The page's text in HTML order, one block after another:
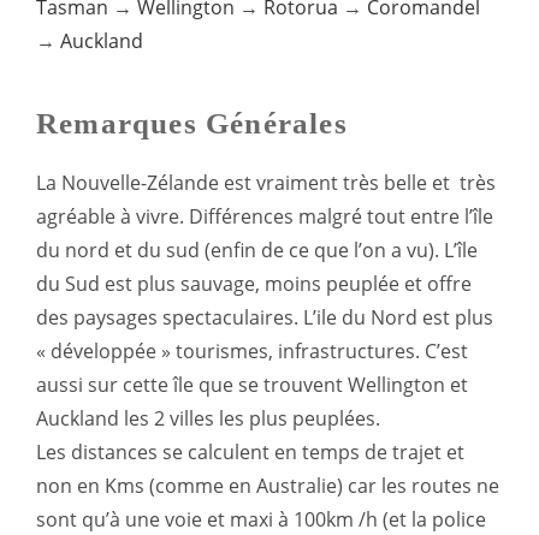
Tasman → Wellington → Rotorua → Coromandel
→ Auckland
Remarques Générales
La Nouvelle-Zélande est vraiment très belle et très
agréable à vivre. Différences malgré tout entre l’île
du nord et du sud (enfin de ce que l’on a vu). L’île
du Sud est plus sauvage, moins peuplée et offre
des paysages spectaculaires. L’ile du Nord est plus
« développée » tourismes, infrastructures. C’est
aussi sur cette île que se trouvent Wellington et
Auckland les 2 villes les plus peuplées.
Les distances se calculent en temps de trajet et
non en Kms (comme en Australie) car les routes ne
sont qu’à une voie et maxi à 100km /h (et la police